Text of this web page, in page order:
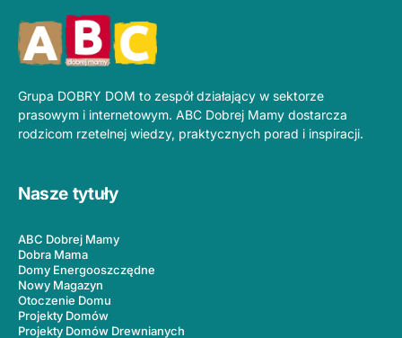
Grupa DOBRY DOM to zespół działający w sektorze
prasowym i internetowym. ABC Dobrej Mamy dostarcza
rodzicom rzetelnej wiedzy, praktycznych porad i inspiracji.
Nasze tytuły
ABC Dobrej Mamy
Dobra Mama
Domy Energooszczędne
Nowy Magazyn
Otoczenie Domu
Projekty Domów
Projekty Domów Drewnianych